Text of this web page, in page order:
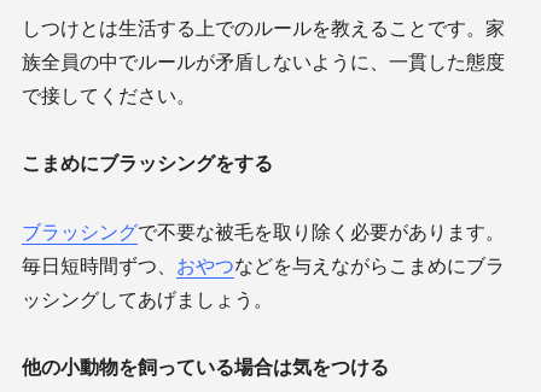
しつけとは生活する上でのルールを教えることです。家
族全員の中でルールが矛盾しないように、一貫した態度
で接してください。
こまめにブラッシングをする
ブラッシングで不要な被毛を取り除く必要があります。
毎日短時間ずつ、 おやつなどを与えながらこまめにブラ
ッシングしてあげましょう。
他の小動物を飼っている場合は気をつける